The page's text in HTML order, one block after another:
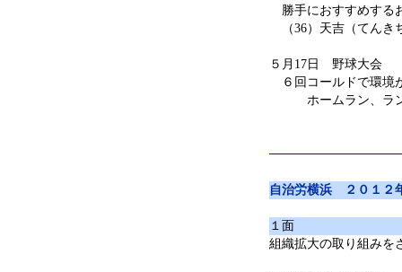
勝手におすすめする
（36）天吉（てんき
５月17日 野球大会
６回コールドで環境
ホームラン、ラン
自治労横浜 ２０１２
１面
組織拡大の取り組みを